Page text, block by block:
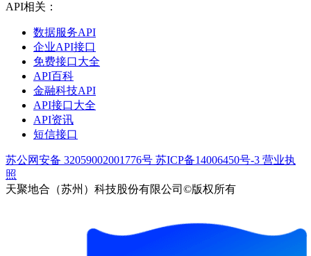
API相关：
数据服务API
企业API接口
免费接口大全
API百科
金融科技API
API接口大全
API资讯
短信接口
苏公网安备 32059002001776号 苏ICP备14006450号-3 营业执
照
天聚地合（苏州）科技股份有限公司©版权所有